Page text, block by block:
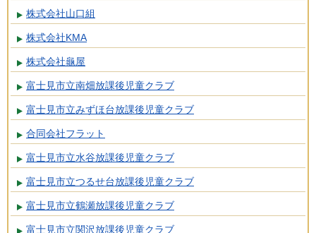
株式会社山口組
株式会社KMA
株式会社龜屋
富士見市立南畑放課後児童クラブ
富士見市立みずほ台放課後児童クラブ
合同会社フラット
富士見市立水谷放課後児童クラブ
富士見市立つるせ台放課後児童クラブ
富士見市立鶴瀬放課後児童クラブ
富士見市立関沢放課後児童クラブ